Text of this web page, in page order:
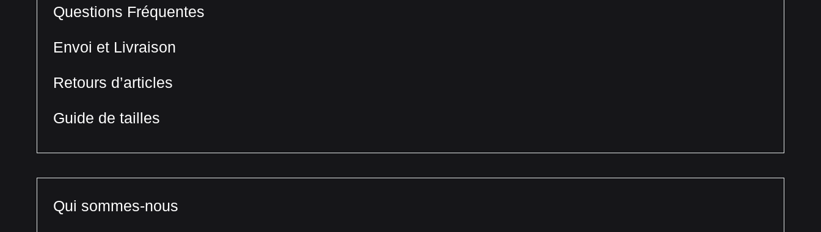
Questions Fréquentes
Envoi et Livraison
Retours d’articles
Guide de tailles
Qui sommes-nous